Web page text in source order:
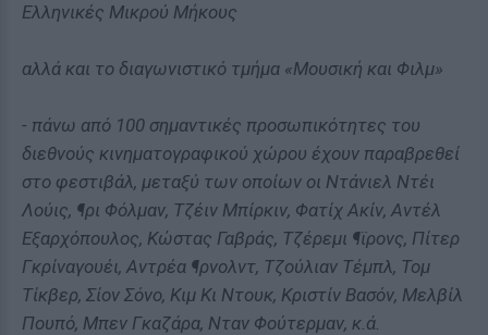
Ελληνικές Μικρού Μήκους
αλλά και το διαγωνιστικό τμήμα «Μουσική και Φιλμ»
- πάνω από 100 σημαντικές προσωπικότητες του
διεθνούς κινηματογραφικού χώρου έχουν παραβρεθεί
στο φεστιβάλ, μεταξύ των οποίων οι Ντάνιελ Ντέι
Λούις, ¶ρι Φόλμαν, Τζέιν Μπίρκιν, Φατίχ Ακίν, Αντέλ
Εξαρχόπουλος, Κώστας Γαβράς, Τζέρεμι ¶ϊρονς, Πίτερ
Γκρίναγουέι, Αντρέα ¶ρνολντ, Τζούλιαν Τέμπλ, Τομ
Τίκβερ, Σίον Σόνο, Κιμ Κι Ντουκ, Κριστίν Βασόν, Μελβίλ
Πουπό, Μπεν Γκαζάρα, Νταν Φούτερμαν, κ.ά.